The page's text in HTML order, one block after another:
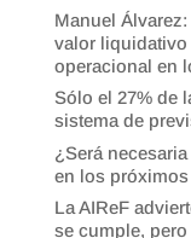
Manuel
valor
operacional en
Sólo el 27% de
sistema de
¿Será
en los próximos
La AIReF
se cumple,